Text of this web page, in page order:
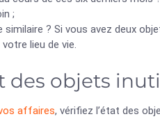
;
? Si vous avez deux
lieu de vie.
des objets
affaires, vérifiez l’état des